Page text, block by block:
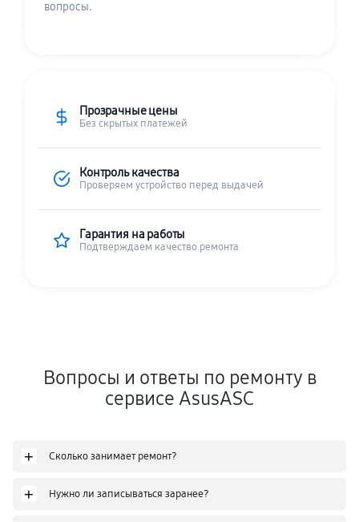
вопросы.
Прозрачные цены
Без скрытых платежей
Контроль качества
Проверяем устройство перед выдачей
Гарантия на работы
Подтверждаем качество ремонта
Вопросы и ответы по ремонту в
сервисе AsusASC
+ Сколько занимает ремонт?
+ Нужно ли записываться заранее?